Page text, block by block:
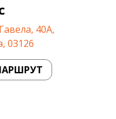
40А,
03126